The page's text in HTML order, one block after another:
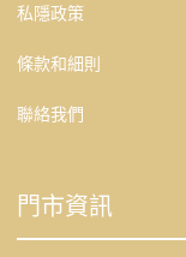
私隱政策
條款和細則
聯絡我們
門市資訊